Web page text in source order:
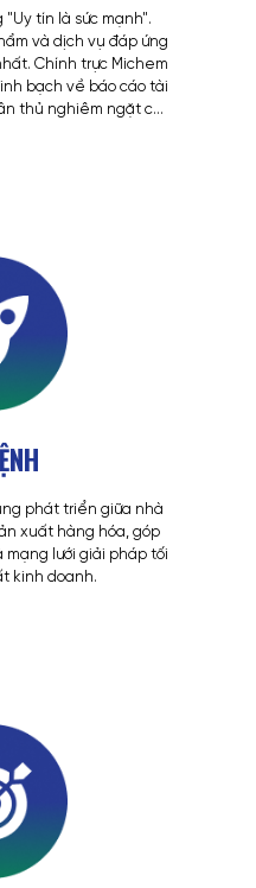
và dịch vụ đáp ứng
bạch về báo cáo tài
thủ nghiêm ngặt các
phát triển giữa nhà
xuất hàng hóa, góp
lưới giải pháp tối
kinh doanh.